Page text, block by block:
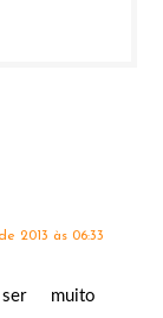
2013 às 06:33
muito